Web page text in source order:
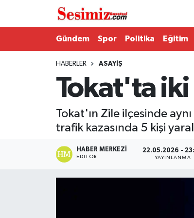
Gündem Spor Politika Eğitim
HABERLER ASAYIŞ
Tokat'ta iki
Tokat'ın Zile ilçesinde
trafik kazasında 5 kişi
HABER MERKEZI
EDITÖR
22.05.2026 -
YAYINLANMA
Magazin
Nöbetçi Eczaneler
Hava Durumu
Namaz Vakitleri
Trafik Durumu
Tüm Manşetler